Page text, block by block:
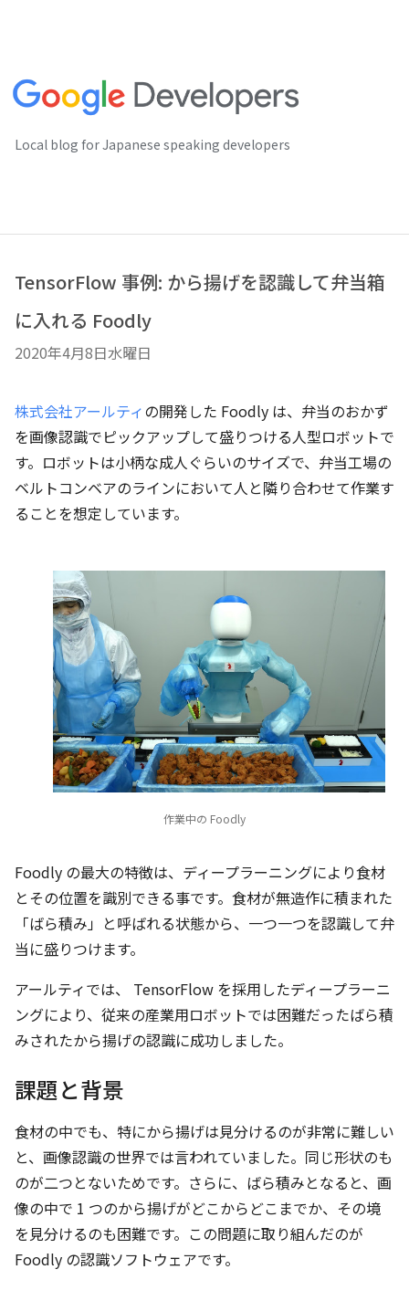
Local blog for Japanese speaking developers
TensorFlow 事例: から揚げを認識して弁当箱
に入れる Foodly
2020年4月8日水曜日
株式会社アールティの開発した Foodly は、弁当のおかず
を画像認識でピックアップして盛りつける人型ロボットで
す。ロボットは小柄な成人ぐらいのサイズで、弁当工場の
ベルトコンベアのラインにおいて人と隣り合わせて作業す
ることを想定しています。
作業中の Foodly
Foodly の最大の特徴は、ディープラーニングにより食材
とその位置を識別できる事です。食材が無造作に積まれた
「ばら積み」と呼ばれる状態から、一つ一つを認識して弁
当に盛りつけます。
アールティでは、 TensorFlow を採用したディープラーニ
ングにより、従来の産業用ロボットでは困難だったばら積
みされたから揚げの認識に成功しました。
課題と背景
食材の中でも、特にから揚げは見分けるのが非常に難しい
と、画像認識の世界では言われていました。同じ形状のも
のが二つとないためです。さらに、ばら積みとなると、画
像の中で 1 つのから揚げがどこからどこまでか、その境
を見分けるのも困難です。この問題に取り組んだのが
Foodly の認識ソフトウェアです。